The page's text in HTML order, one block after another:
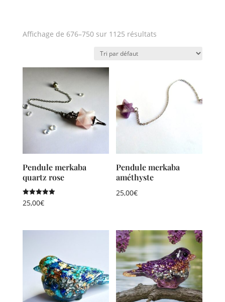
Affichage de 676–750 sur 1125 résultats
Pendule merkaba
quartz rose
Note
5.00
25,00€
Pendule merkaba
améthyste
25,00€